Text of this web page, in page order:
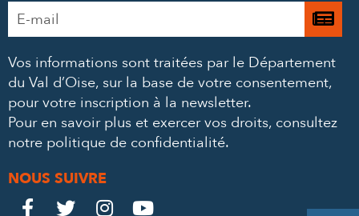
Adresse
e-
*
Je
à
Vos informations sont traitées par le Département
du Val d’Oise, sur la base de votre consentement,
pour votre inscription à la newsletter.
Pour en savoir plus et exercer vos droits, consultez
notre politique de confidentialité.
NOUS SUIVRE
Le
 Le
 Le
 Le
